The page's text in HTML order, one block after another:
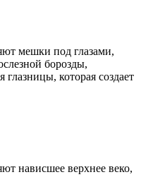
мешки под глазами,
борозды,
которая создает
нависшее верхнее веко,